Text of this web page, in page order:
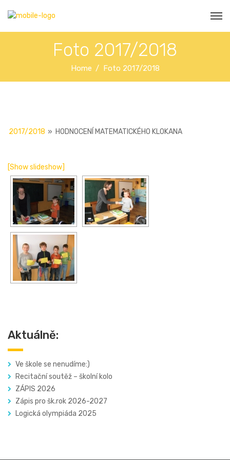
Foto 2017/2018
Home Foto 2017/2018
2017/2018 » HODNOCENÍ MATEMATICKÉHO KLOKANA
[Show slideshow]
Aktuálně:
Ve škole se nenudíme:)
Recitační soutěž – školní kolo
ZÁPIS 2026
Zápis pro šk.rok 2026-2027
Logická olympiáda 2025